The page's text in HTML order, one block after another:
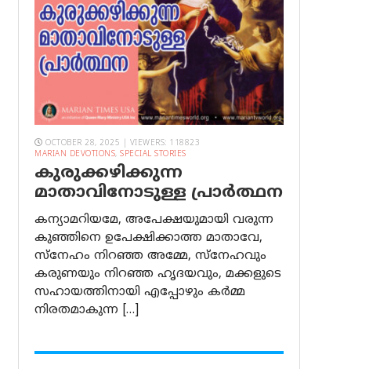
OCTOBER 28, 2025 | VIEWERS: 118823
MARIAN DEVOTIONS, SPECIAL STORIES
കുരുക്കഴിക്കുന്ന
മാതാവിനോടുള്ള പ്രാര്‍ത്ഥന
കന്യാമറിയമേ, അപേക്ഷയുമായി വരുന്ന
കുഞ്ഞിനെ ഉപേക്ഷിക്കാത്ത മാതാവേ,
സ്നേഹം നിറഞ്ഞ അമ്മേ, സ്നേഹവും
കരുണയും നിറഞ്ഞ ഹൃദയവും, മക്കളുടെ
സഹായത്തിനായി എപ്പോഴും കർമ്മ
നിരതമാകുന്ന […]